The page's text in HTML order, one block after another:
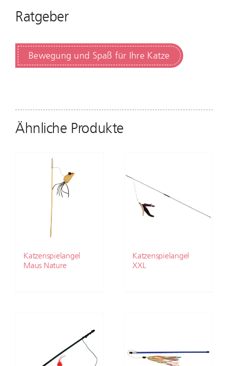
Ratgeber
Bewegung und Spaß für Ihre Katze
Ähnliche Produkte
Katzenspielangel
Maus Nature
Katzenspielangel
XXL